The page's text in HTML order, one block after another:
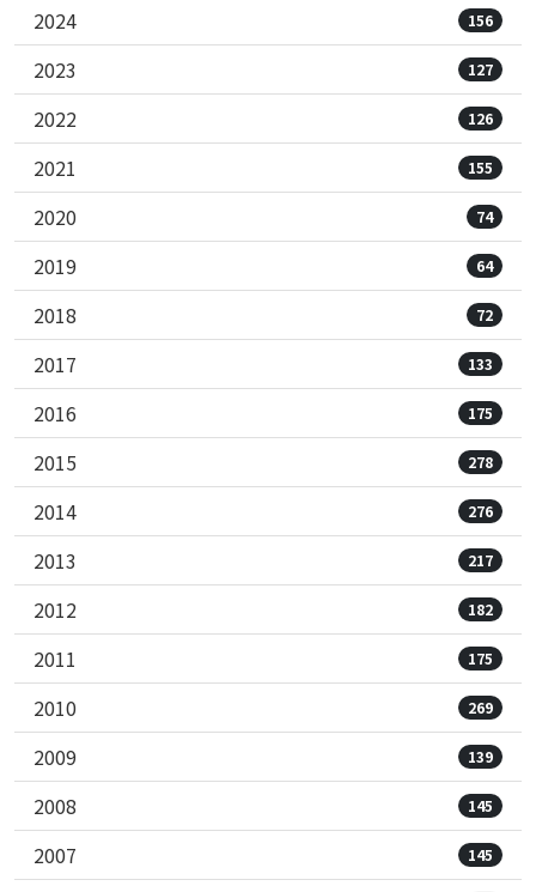
2024 156
2023 127
2022 126
2021 155
2020 74
2019 64
2018 72
2017 133
2016 175
2015 278
2014 276
2013 217
2012 182
2011 175
2010 269
2009 139
2008 145
2007 145